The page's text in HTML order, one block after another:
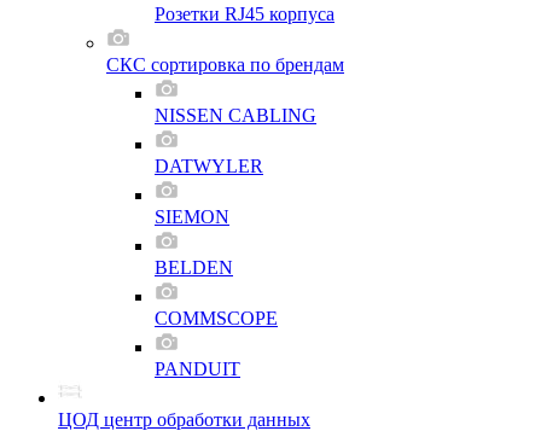
Розетки RJ45 корпуса
СКС сортировка по брендам
NISSEN CABLING
DATWYLER
SIEMON
BELDEN
COMMSCOPE
PANDUIT
ЦОД центр обработки данных